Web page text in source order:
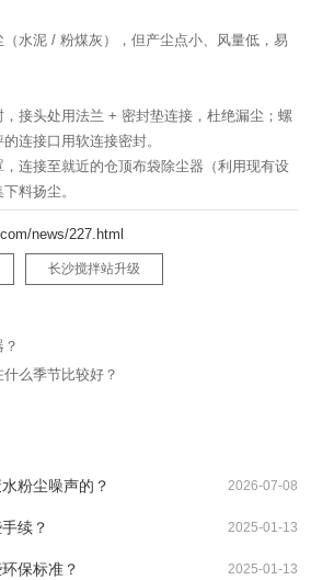
水泥 / 粉煤灰），但产尘点小、风量低，易
接头处用法兰 + 密封垫连接，杜绝漏尘；螺
连接口用软连接密封。
连接至就近的仓顶布袋除尘器（利用现有设
料扬尘。
news/227.html
长沙搅拌站升级
么季节比较好？
2026-07-08
粉尘噪声的？
2025-01-13
续？
2025-01-13
保标准？